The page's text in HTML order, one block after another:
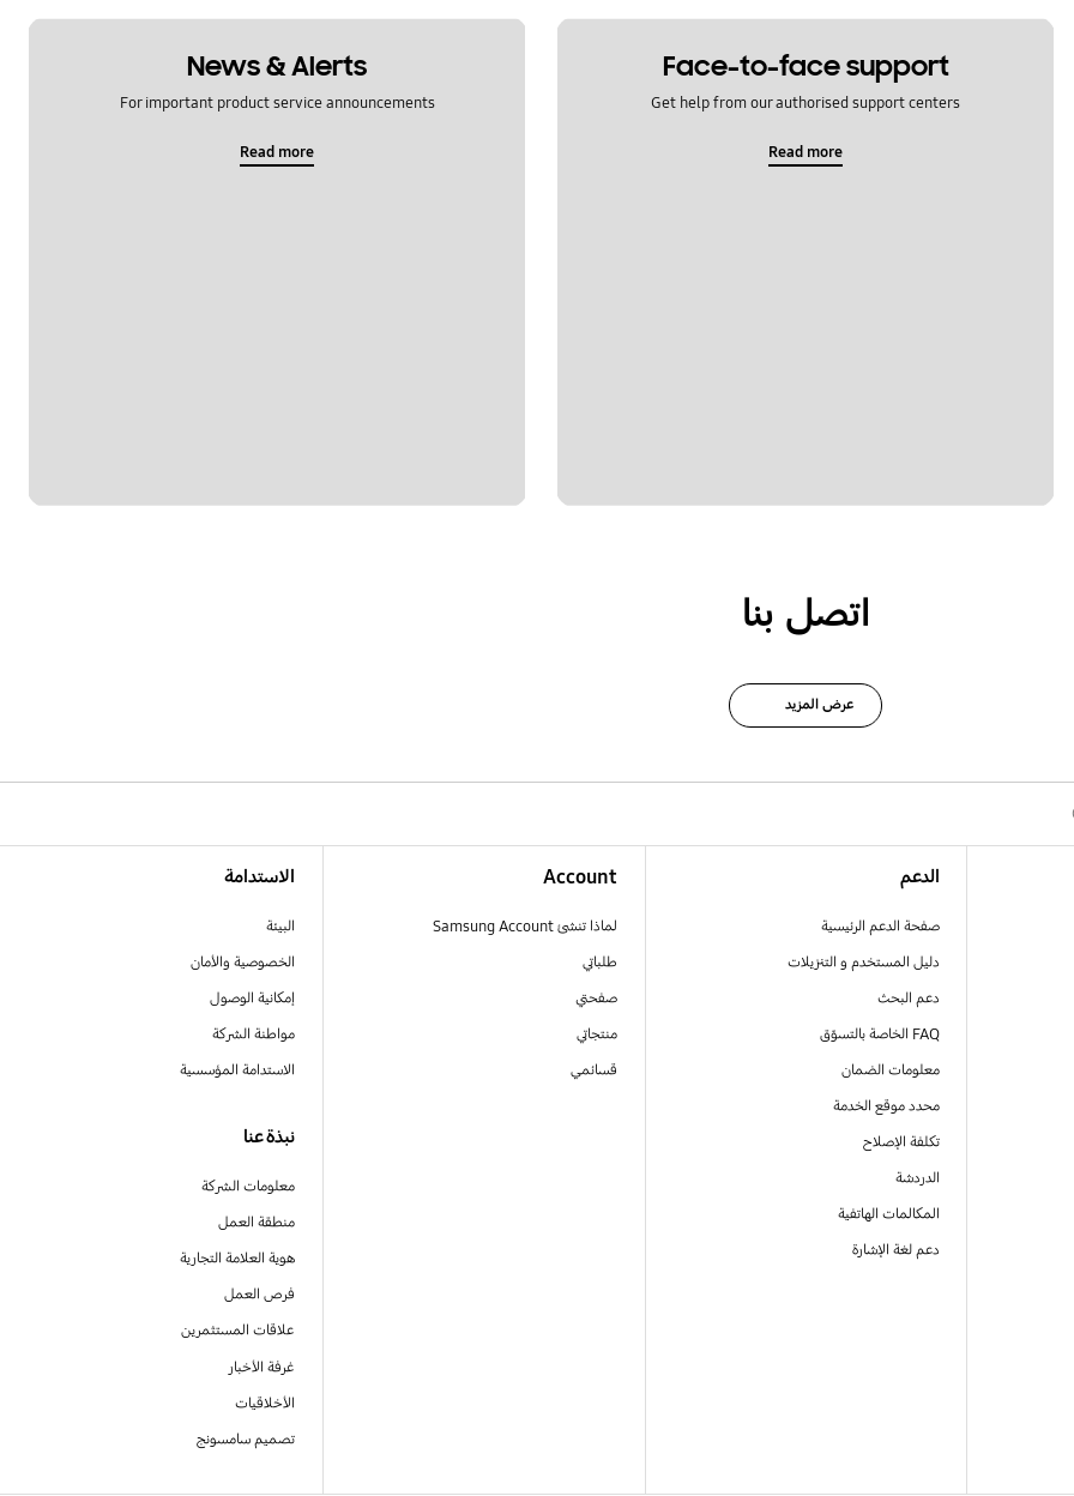
Face-to-face support
Get help from our authorised support centers
Read more
News & Alerts
For important product service announcements
Read more
اتصل بنا
عرض المزيد
الدعم
صفحة الدعم الرئيسية
دليل المستخدم و التنزيلات
دعم البحث
FAQ الخاصة بالتسوّق
معلومات الضمان
محدد موقع الخدمة
تكلفة الإصلاح
الدردشة
المكالمات الهاتفية
دعم لغة الإشارة
Account
لماذا تنشئ Samsung Account
طلباتي
صفحتي
منتجاتي
قسائمي
الاستدامة
البيئة
الخصوصية والأمان
إمكانية الوصول
مواطنة الشركة
الاستدامة المؤسسية
نبذة عنا
معلومات الشركة
منطقة العمل
هوية العلامة التجارية
فرص العمل
علاقات المستثمرين
غرفة الأخبار
الأخلاقيات
تصميم سامسونج